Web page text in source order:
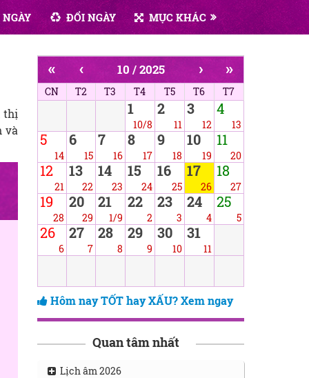
ĐỔI NGÀY MỤC KHÁC
thị
và
« ‹ 10 / 2025 › »
CN T2 T3 T4 T5 T6 T7
1
10/8
2
11
3
12
4
13
5
14
6
15
7
16
8
17
9
18
10
19
11
20
12
21
13
22
14
23
15
24
16
25
17
26
18
27
19
28
20
29
21
1/9
22
2
23
3
24
4
25
5
26
6
27
7
28
8
29
9
30
10
31
11
Hôm nay TỐT hay XẤU? Xem ngay
Quan tâm nhất
Lịch âm 2026